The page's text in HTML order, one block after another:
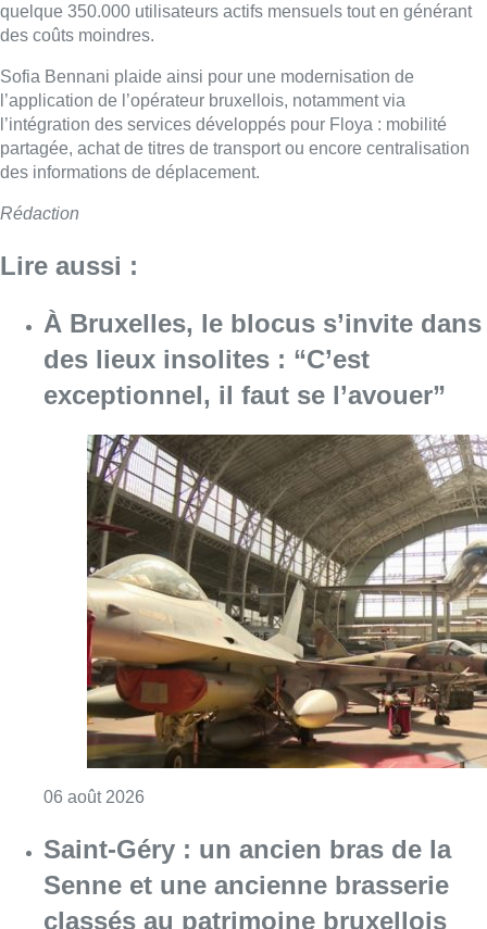
quelque 350.000 utilisateurs actifs mensuels tout en générant
des coûts moindres.
Sofia Bennani plaide ainsi pour une modernisation de
l’application de l’opérateur bruxellois, notamment via
l’intégration des services développés pour Floya : mobilité
partagée, achat de titres de transport ou encore centralisation
des informations de déplacement.
Rédaction
Lire aussi :
À Bruxelles, le blocus s’invite dans
des lieux insolites : “C’est
exceptionnel, il faut se l’avouer”
06 août 2026
Saint-Géry : un ancien bras de la
Senne et une ancienne brasserie
classés au patrimoine bruxellois